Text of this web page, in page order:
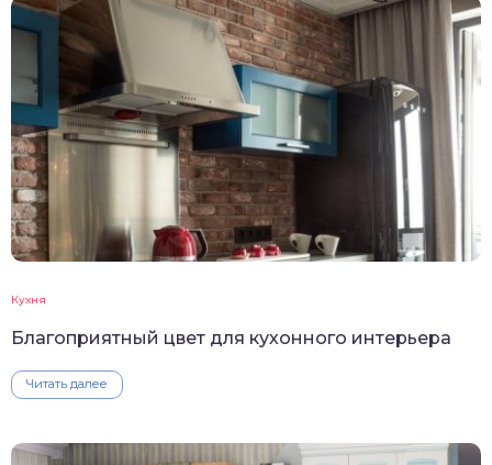
Кухня
Благоприятный цвет для кухонного интерьера
Читать далее